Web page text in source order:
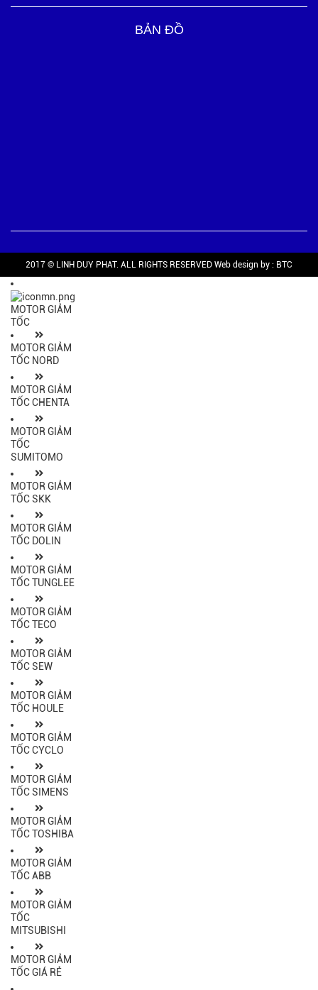
BẢN ĐỒ
2017 © LINH DUY PHAT. ALL RIGHTS RESERVED Web design by : BTC
MOTOR GIẢM
TỐC
MOTOR GIẢM
TỐC NORD
MOTOR GIẢM
TỐC CHENTA
MOTOR GIẢM
TỐC
SUMITOMO
MOTOR GIẢM
TỐC SKK
MOTOR GIẢM
TỐC DOLIN
MOTOR GIẢM
TỐC TUNGLEE
MOTOR GIẢM
TỐC TECO
MOTOR GIẢM
TỐC SEW
MOTOR GIẢM
TỐC HOULE
MOTOR GIẢM
TỐC CYCLO
MOTOR GIẢM
TỐC SIMENS
MOTOR GIẢM
TỐC TOSHIBA
MOTOR GIẢM
TỐC ABB
MOTOR GIẢM
TỐC
MITSUBISHI
MOTOR GIẢM
TỐC GIÁ RẺ